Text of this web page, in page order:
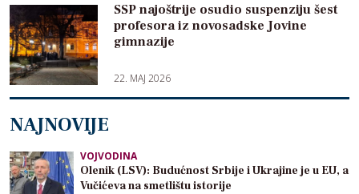
SSP najoštrije osudio suspenziju šest
profesora iz novosadske Jovine
gimnazije
22. MAJ 2026
NAJNOVIJE
VOJVODINA
Olenik (LSV): Budućnost Srbije i Ukrajine je u EU, a
Vučićeva na smetlištu istorije